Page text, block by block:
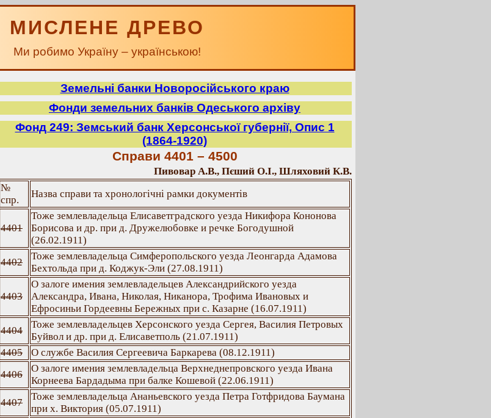
МИСЛЕНЕ ДРЕВО
Ми робимо Україну – українською!
Земельні банки Новоросійського краю
Фонди земельних банків Одеського архіву
Фонд 249: Земський банк Херсонської губернії, Опис 1
(1864-1920)
Справи 4401 – 4500
Пивовар А.В., Пєший О.І., Шляховий К.В.
№
спр.
Назва справи та хронологічні рамки документів
4401
Тоже землевладельца Елисаветградского уезда Никифора Кононова
Борисова и др. при д. Дружелюбовке и речке Богодушной
(26.02.1911)
4402
Тоже землевладельца Симферопольского уезда Леонгарда Адамова
Бехтольда при д. Коджук-Эли (27.08.1911)
4403
О залоге имения землевладельцев Александрийского уезда
Александра, Ивана, Николая, Никанора, Трофима Ивановых и
Ефросиньи Гордеевны Бережных при с. Казарне (16.07.1911)
4404
Тоже землевладельцев Херсонского уезда Сергея, Василия Петровых
Буйвол и др. при д. Елисаветполь (21.07.1911)
4405
О службе Василия Сергеевича Баркарева (08.12.1911)
4406
О залоге имения землевладельца Верхнеднепровского уезда Ивана
Корнеева Бардадыма при балке Кошевой (22.06.1911)
4407
Тоже землевладельца Ананьевского уезда Петра Готфридова Баумана
при х. Виктория (05.07.1911)